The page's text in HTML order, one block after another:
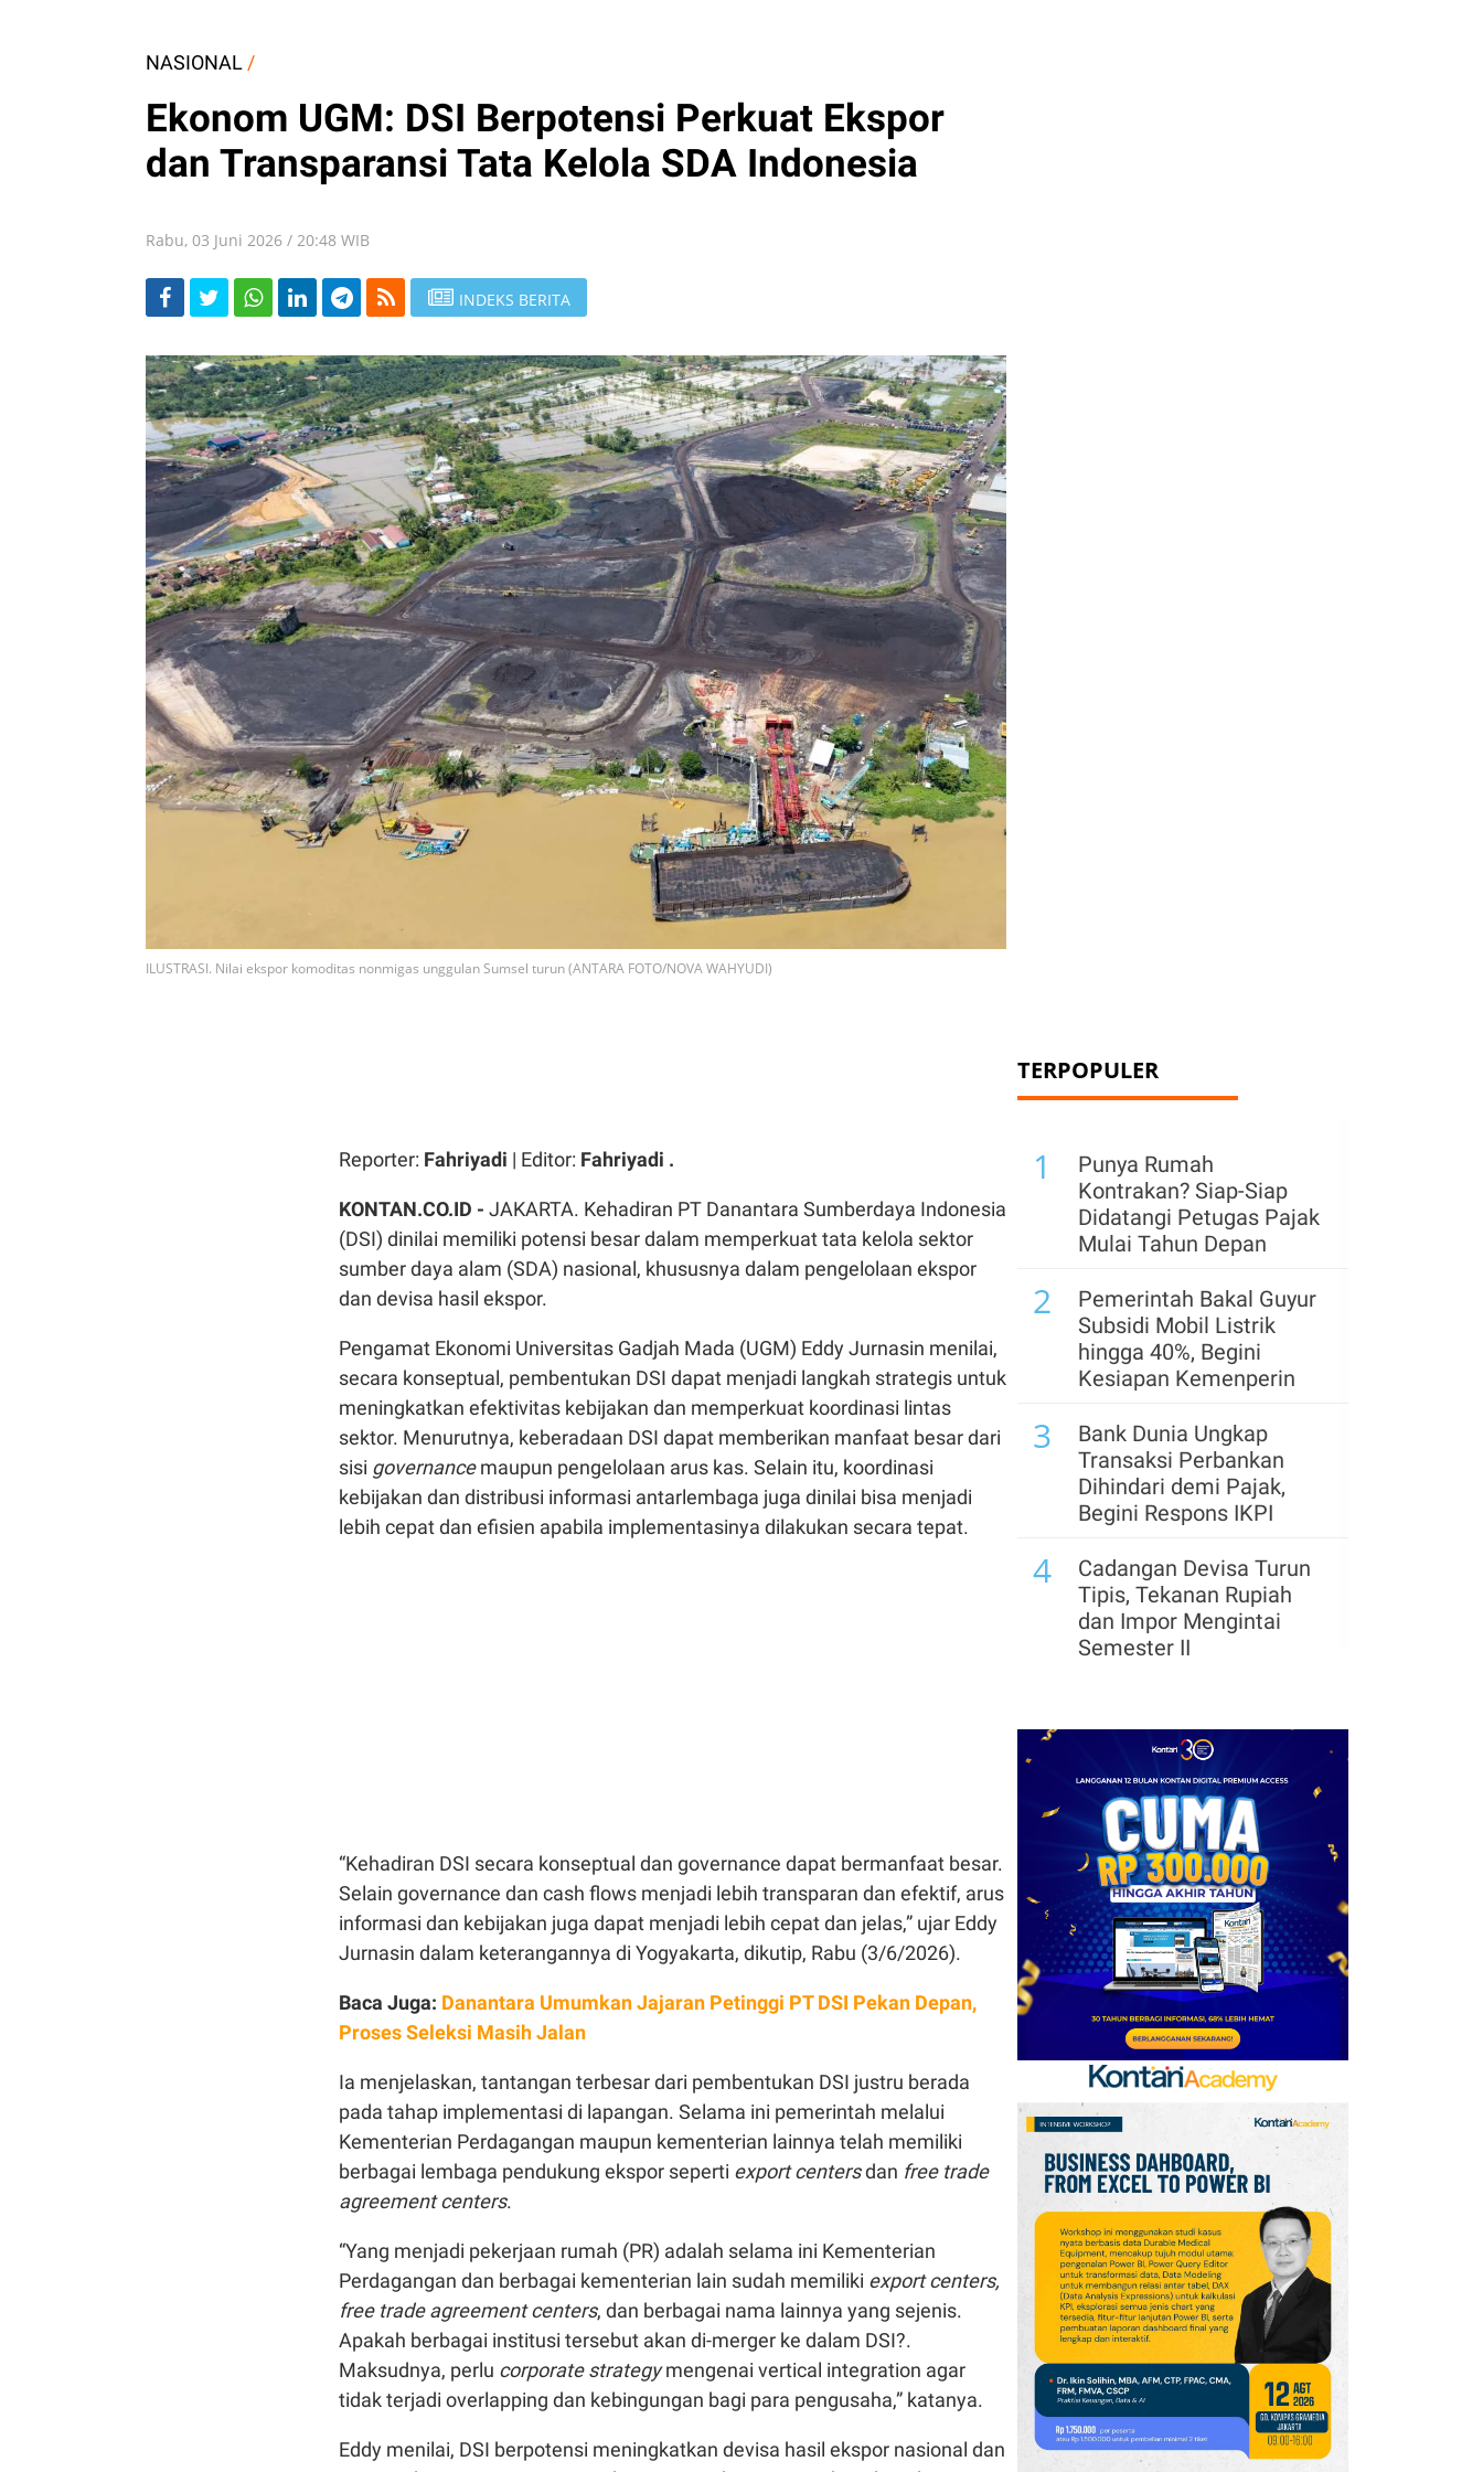
NASIONAL /
Ekonom UGM: DSI Berpotensi Perkuat Ekspor
dan Transparansi Tata Kelola SDA Indonesia
Rabu, 03 Juni 2026 / 20:48 WIB
INDEKS BERITA
ILUSTRASI. Nilai ekspor komoditas nonmigas unggulan Sumsel turun (ANTARA FOTO/NOVA WAHYUDI)
Reporter: Fahriyadi | Editor: Fahriyadi .
KONTAN.CO.ID - JAKARTA. Kehadiran PT Danantara Sumberdaya Indonesia
(DSI) dinilai memiliki potensi besar dalam memperkuat tata kelola sektor
sumber daya alam (SDA) nasional, khususnya dalam pengelolaan ekspor
dan devisa hasil ekspor.
Pengamat Ekonomi Universitas Gadjah Mada (UGM) Eddy Jurnasin menilai,
secara konseptual, pembentukan DSI dapat menjadi langkah strategis untuk
meningkatkan efektivitas kebijakan dan memperkuat koordinasi lintas
sektor. Menurutnya, keberadaan DSI dapat memberikan manfaat besar dari
sisi governancemaupun pengelolaan arus kas. Selain itu, koordinasi
kebijakan dan distribusi informasi antarlembaga juga dinilai bisa menjadi
lebih cepat dan efisien apabila implementasinya dilakukan secara tepat.
“Kehadiran DSI secara konseptual dan governance dapat bermanfaat besar.
Selain governance dan cash flows menjadi lebih transparan dan efektif, arus
informasi dan kebijakan juga dapat menjadi lebih cepat dan jelas,” ujar Eddy
Jurnasin dalam keterangannya di Yogyakarta, dikutip, Rabu (3/6/2026).
Baca Juga: Danantara Umumkan Jajaran Petinggi PT DSI Pekan Depan,
Proses Seleksi Masih Jalan
Ia menjelaskan, tantangan terbesar dari pembentukan DSI justru berada
pada tahap implementasi di lapangan. Selama ini pemerintah melalui
Kementerian Perdagangan maupun kementerian lainnya telah memiliki
berbagai lembaga pendukung ekspor seperti export centersdan free trade
agreement centers.
“Yang menjadi pekerjaan rumah (PR) adalah selama ini Kementerian
Perdagangan dan berbagai kementerian lain sudah memiliki export centers,
free trade agreement centers, dan berbagai nama lainnya yang sejenis.
Apakah berbagai institusi tersebut akan di-merger ke dalam DSI?.
Maksudnya, perlu corporate strategymengenai vertical integration agar
tidak terjadi overlapping dan kebingungan bagi para pengusaha,” katanya.
Eddy menilai, DSI berpotensi meningkatkan devisa hasil ekspor nasional dan
TERPOPULER
1
Punya Rumah
Kontrakan? Siap-Siap
Didatangi Petugas Pajak
Mulai Tahun Depan
2
Pemerintah Bakal Guyur
Subsidi Mobil Listrik
hingga 40%, Begini
Kesiapan Kemenperin
3
Bank Dunia Ungkap
Transaksi Perbankan
Dihindari demi Pajak,
Begini Respons IKPI
4
Cadangan Devisa Turun
Tipis, Tekanan Rupiah
dan Impor Mengintai
Semester II